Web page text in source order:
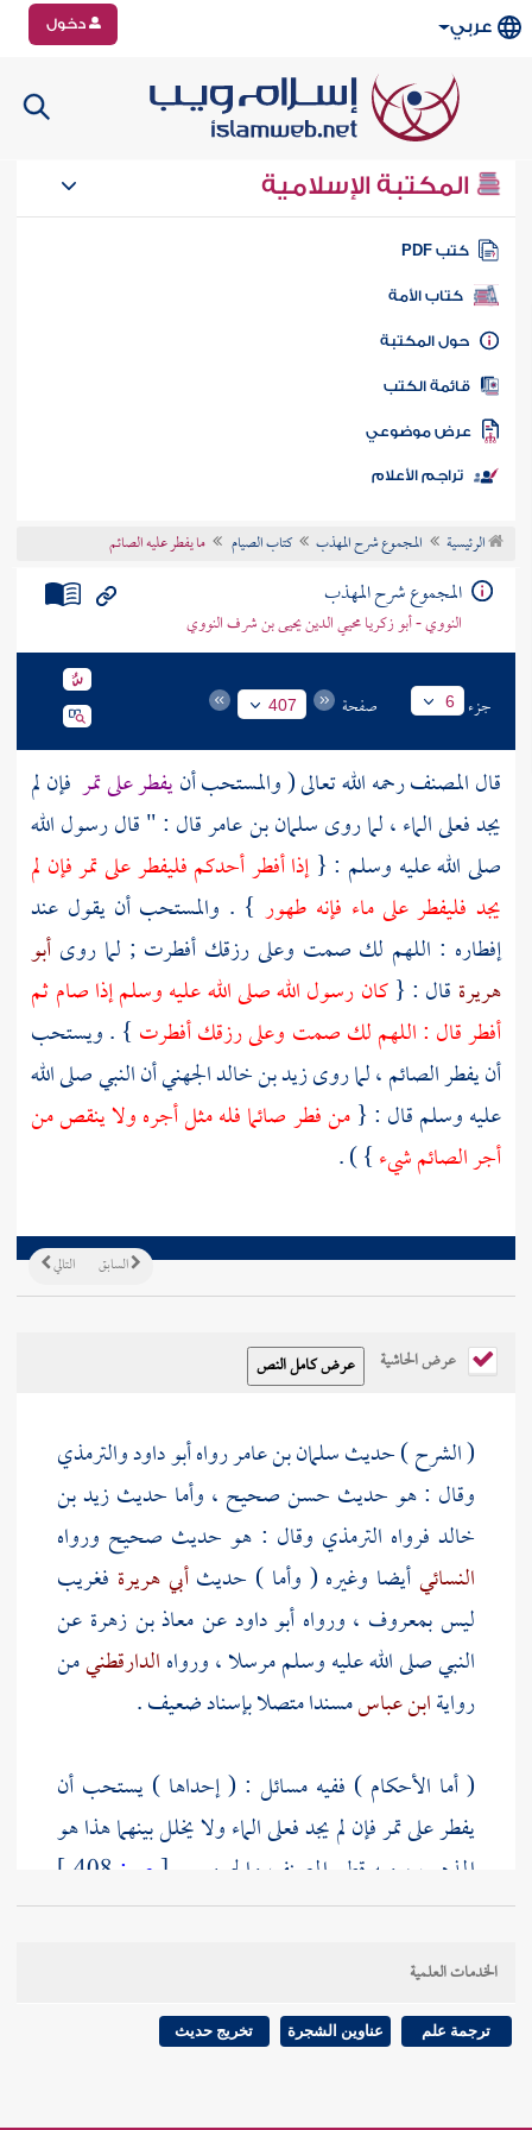
عربي دخول
المكتبة الإسلامية
كتب PDF
كتاب الأمة
المكتبة
الكتب
موضوعي
تراجم الأعلام
الرئيسية المجموع شرح المهذب كتاب الصيام ما يفطر عليه الصائم
المجموع شرح المهذب
النووي - أبو زكريا محيي الدين يحيى بن شرف النووي
جزء 6 صفحة 407
قالالمصنفرحمه الله تعالى ( والمستحب أنيفطر على تمر فإن لم
يجد فعلى الماء ، لما روىسلمان بن عامرقال : " قال رسول الله
صلى الله عليه وسلم : {إذا أفطر أحدكم فليفطر على تمر فإن لم
يجد فليفطر على ماء فإنه طهور } . والمستحب أن يقول عند
إفطاره : اللهم لك صمت وعلى رزقك أفطرت ; لما روى أبو
هريرة قال : {كان رسول الله صلى الله عليه وسلم إذا صام ثم
أفطر قال : اللهم لك صمت وعلى رزقك أفطرت } . ويستحب
أن يفطر الصائم ، لما روىزيد بن خالد الجهنيأن النبي صلى الله
عليه وسلم قال : {من فطر صائما فله مثل أجره ولا ينقص من
أجر الصائم شيء} ) .
التالي السابق
عرض الحاشية
( الشرح ) حديثسلمان بن عامررواهأبو داودوالترمذي
وقال : هو حديث حسن صحيح ، وأما حديثزيد بن
خالد فرواه الترمذي وقال : هو حديث صحيح ورواه
النسائيأيضا وغيره ( وأما ) حديثأبي هريرة فغريب
ليس بمعروف ، ورواه أبو داودعنمعاذ بن زهرة عن
النبي صلى الله عليه وسلم مرسلا ، ورواهالدارقطنيمن
روايةابن عباسمسندا متصلا بإسناد ضعيف .
( أما الأحكام ) ففيه مسائل : ( إحداها ) يستحب أن
يفطر على تمر فإن لم يجد فعلى الماء ولا يخلل بينهما هذا هو
المذهب ، وبه قطع المصنف والجمهور . [ص:
ونص عليه فيحرملة، ودليله حديثسلمانالسابق .
وعن أنس
يفطر قبل أن يصلي على رطبات فإن لم يكن رطبات
فتميرات ، فإن لم يكن تميرات حسا حسوات من ماء
الدارقطني، وقال : إسناده صحيح ، وقالالرويانييفطر
الخدمات العلمية
ترجمة علم عناوين الشجرة تخريج حديث